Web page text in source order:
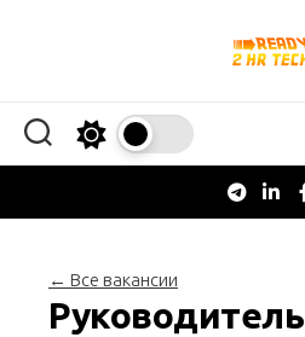
← Все вакансии
Руководитель